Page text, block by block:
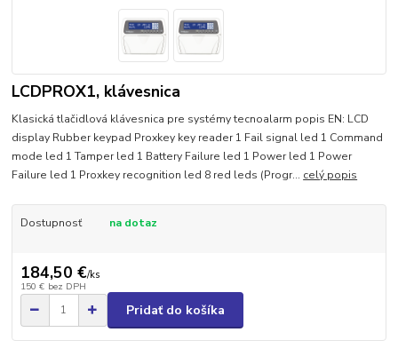
LCDPROX1, klávesnica
Klasická tlačidlová klávesnica pre systémy tecnoalarm popis EN: LCD
display Rubber keypad Proxkey key reader 1 Fail signal led 1 Command
mode led 1 Tamper led 1 Battery Failure led 1 Power led 1 Power
Failure led 1 Proxkey recognition led 8 red leds (Progr... celý popis
Dostupnosť na dotaz
184,50 €/ks
150 € bez DPH
Pridať do košíka